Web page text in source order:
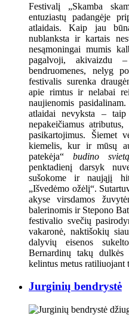
Festivalį „Skamba
entuziastų padangėje
atlaidais. Kaip jau
nublanksta ir kartais
nesąmoningai mumis
pagalvoji, akivaizdu
bendruomenes, nelyg
festivalis surenka
apie rimtus ir nelabai
naujienomis
atlaidai nevyksta –
nepakeičiamus
pasikartojimus. Šiemet
kiemelis, kur ir mūsų
patekėja“ budino svietą
penktadienį darsyk
sušokome ir naująjį
„Išvedėmo ožėlį“.
akyse virsdamos
balerinomis ir Stepono
festivalio svečių
vakaronė, naktišokių
dalyvių eisenos
Bernardinų takų
kelintus metus ratiliuojant
Jurginių bendrystė